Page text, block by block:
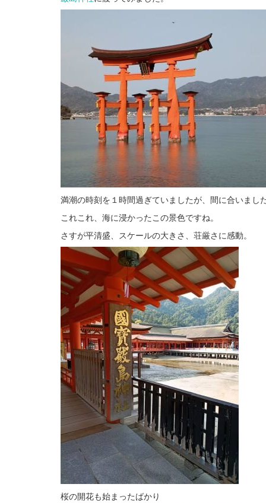
満潮の時刻を１時間過ぎていましたが、間に合いまし
これこれ、海に浸かったこの景色ですね。
さすが平清盛、スケールの大きさ、荘厳さに感動。
桜の開花も始まったばかり